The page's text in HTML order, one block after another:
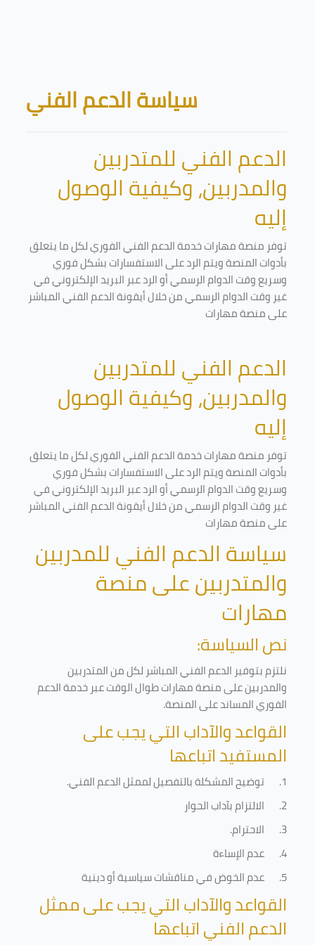
Blocks
سياسة الدعم الفني
الدعم الفني للمتدربين
والمدربين، وكيفية الوصول
إليه
توفر منصة مهارات خدمة الدعم الفني الفوري لكل ما يتعلق
بأدوات المنصة ويتم الرد على الاستفسارات بشكل فوري
وسريع وقت الدوام الرسمي أو الرد عبر البريد الإلكتروني في
غير وقت الدوام الرسمي من خلال أيقونة الدعم الفني المباشر
على منصة مهارات
الدعم الفني للمتدربين
والمدربين، وكيفية الوصول
إليه
توفر منصة مهارات خدمة الدعم الفني الفوري لكل ما يتعلق
بأدوات المنصة ويتم الرد على الاستفسارات بشكل فوري
وسريع وقت الدوام الرسمي أو الرد عبر البريد الإلكتروني في
غير وقت الدوام الرسمي من خلال أيقونة الدعم الفني المباشر
على منصة مهارات
سياسة الدعم الفني للمدربين
والمتدربين على منصة
مهارات
نص السياسة:
نلتزم بتوفير الدعم الفني المباشر لكل من المتدربين
والمدربين على منصة مهارات طوال الوقت عبر خدمة الدعم
الفوري المساند على المنصة.
القواعد والآداب التي يجب على
المستفيد اتباعها
1. توضيح المشكلة بالتفصيل لممثل الدعم الفني.
2.
الالتزام بآداب الحوار
3.
الاحترام.
4.
عدم الإساءة
5.
عدم الخوض في مناقشات سياسية أو دينية
القواعد والآداب التي يجب على ممثل
الدعم الفني اتباعها